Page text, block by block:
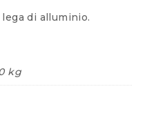
di alluminio.
kg